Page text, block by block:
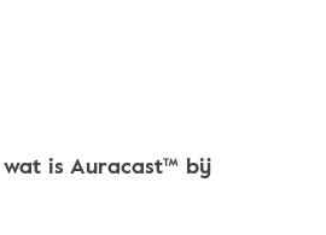
wat is Auracast™ bij